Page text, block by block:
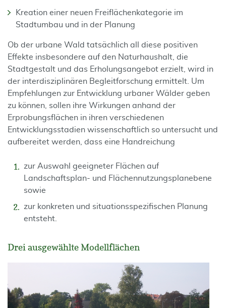
Kreation einer neuen Freiflächenkategorie im
Stadtumbau und in der Planung
Ob der urbane Wald tatsächlich all diese positiven
Effekte insbesondere auf den Naturhaushalt, die
Stadtgestalt und das Erholungsangebot erzielt, wird in
der interdisziplinären Begleitforschung ermittelt. Um
Empfehlungen zur Entwicklung urbaner Wälder geben
zu können, sollen ihre Wirkungen anhand der
Erprobungsflächen in ihren verschiedenen
Entwicklungsstadien wissenschaftlich so untersucht und
aufbereitet werden, dass eine Handreichung
zur Auswahl geeigneter Flächen auf
Landschaftsplan- und Flächennutzungsplanebene
sowie
zur konkreten und situationsspezifischen Planung
entsteht.
Drei ausgewählte Modellflächen